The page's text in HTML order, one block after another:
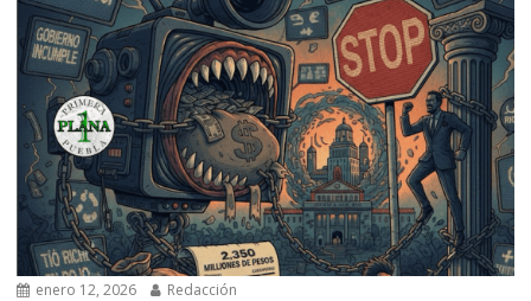
enero 12, 2026 Redacción